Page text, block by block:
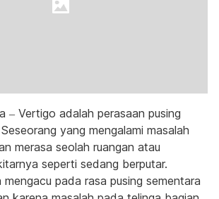
– Vertigo adalah perasaan pusing
yang mengalami masalah
merasa seolah ruangan atau
seperti sedang berputar.
pada rasa pusing sementara